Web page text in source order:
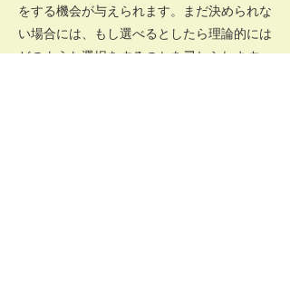
をする機会が与えられます。まだ決められな
い場合には、もし選べるとしたら理論的には
どのような選択をするのかを尋ねられます。